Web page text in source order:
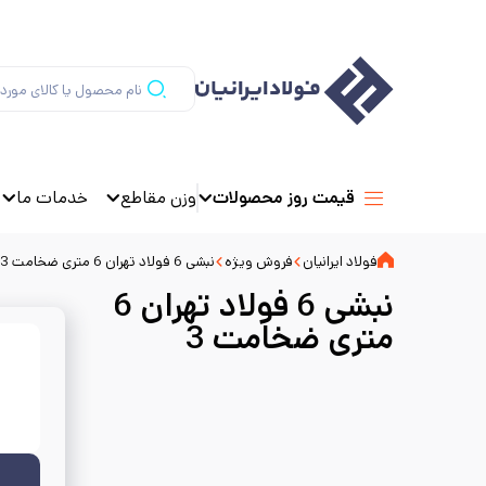
قیمت روز محصولات وزن مقاطع خدمات ما
فولاد ایرانیان فروش ویژه نبشی 6 فولاد تهران 6 متری ضخامت 3
نبشی 6 فولاد تهران 6
متری ضخامت 3